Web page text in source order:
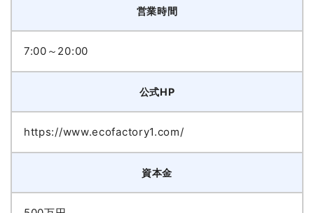
営業時間
7:00～20:00
公式HP
https://www.ecofactory1.com/
資本金